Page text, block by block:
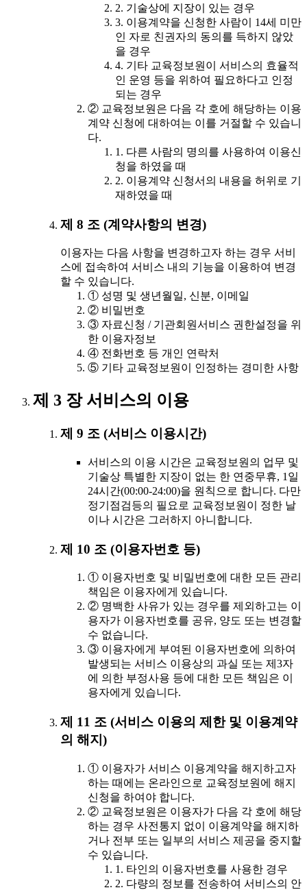
2. 기술상에 지장이 있는 경우
3. 이용계약을 신청한 사람이 14세 미만
인 자로 친권자의 동의를 득하지 않았
을 경우
4. 기타 교육정보원이 서비스의 효율적
인 운영 등을 위하여 필요하다고 인정
되는 경우
② 교육정보원은 다음 각 호에 해당하는 이용
계약 신청에 대하여는 이를 거절할 수 있습니
다.
1. 다른 사람의 명의를 사용하여 이용신
청을 하였을 때
2. 이용계약 신청서의 내용을 허위로 기
재하였을 때
제 8 조 (계약사항의 변경)
이용자는 다음 사항을 변경하고자 하는 경우 서비
스에 접속하여 서비스 내의 기능을 이용하여 변경
할 수 있습니다.
① 성명 및 생년월일, 신분, 이메일
② 비밀번호
③ 자료신청 / 기관회원서비스 권한설정을 위
한 이용자정보
④ 전화번호 등 개인 연락처
⑤ 기타 교육정보원이 인정하는 경미한 사항
제 3 장 서비스의 이용
제 9 조 (서비스 이용시간)
서비스의 이용 시간은 교육정보원의 업무 및
기술상 특별한 지장이 없는 한 연중무휴, 1일
24시간(00:00-24:00)을 원칙으로 합니다. 다만
정기점검등의 필요로 교육정보원이 정한 날
이나 시간은 그러하지 아니합니다.
제 10 조 (이용자번호 등)
① 이용자번호 및 비밀번호에 대한 모든 관리
책임은 이용자에게 있습니다.
② 명백한 사유가 있는 경우를 제외하고는 이
용자가 이용자번호를 공유, 양도 또는 변경할
수 없습니다.
③ 이용자에게 부여된 이용자번호에 의하여
발생되는 서비스 이용상의 과실 또는 제3자
에 의한 부정사용 등에 대한 모든 책임은 이
용자에게 있습니다.
제 11 조 (서비스 이용의 제한 및 이용계약
의 해지)
① 이용자가 서비스 이용계약을 해지하고자
하는 때에는 온라인으로 교육정보원에 해지
신청을 하여야 합니다.
② 교육정보원은 이용자가 다음 각 호에 해당
하는 경우 사전통지 없이 이용계약을 해지하
거나 전부 또는 일부의 서비스 제공을 중지할
수 있습니다.
1. 타인의 이용자번호를 사용한 경우
2. 다량의 정보를 전송하여 서비스의 안